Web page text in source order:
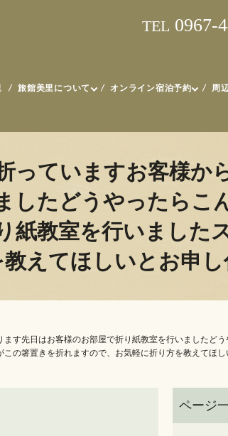
旅館美里について オンライン宿泊予約 周
TEL 0967-
っていますお客様か
したどうやったらこ
紙教室を行いました
えてほしいとお申
す先日はお客様のお部屋で折り紙教室を行いましたど
の箸置きを折れますので、お気軽に折り方を教えてほ